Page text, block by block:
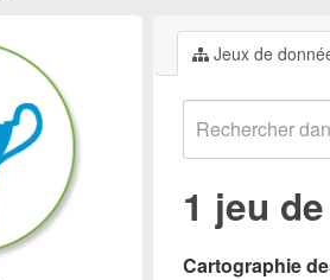
Jeux de
1 jeu
Cartographie